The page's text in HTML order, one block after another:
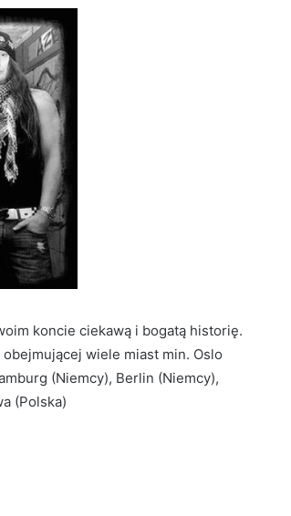
koncie ciekawą i bogatą historię.
wiele miast min. Oslo
(Niemcy), Berlin (Niemcy),
(Polska)